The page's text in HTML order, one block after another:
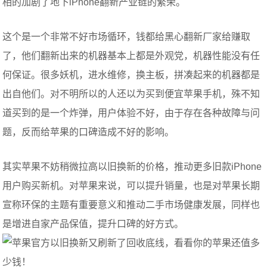
相的加剧了地下iPhone翻新产业链的繁荣。
这个是一个非常不好市场循环，钱都给黑心翻新厂家给赚取
了，他们翻新出来的机器基本上都是外观党，机器性能没有任
何保证。很多妖机，进水维修，换主板，拼凑起来的机器都是
出自他们。对不明所以的人还以为买到便宜苹果手机，殊不知
道买到的是一个炸弹，用户体验不好，由于存在各种故障与问
题，反而给苹果的口碑造成不好的影响。
其实苹果不妨稍微拉高以旧换新的价格，推动更多旧款iPhone
用户购买新机。对苹果来说，可以提升销量，也是对苹果长期
宣称环保的主题有重要意义和推动二手市场健康发展，同样也
是增进自家产品保值，提升口碑的好方式。